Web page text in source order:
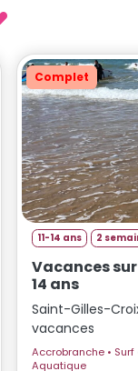
Complet
11-14 ans 2
Vacances
14 ans
Saint-Gilles-
vacances
Accrobranche • Surf • Karting • Pêche • Plage • Parc
Aquatique